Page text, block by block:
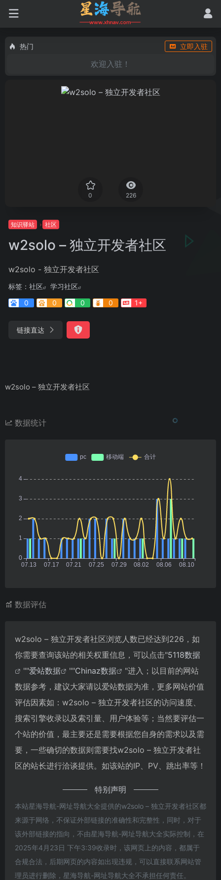
热门 立即入驻
欢迎入驻！
0 226
知识驿站 社区
w2solo – 独立开发者社区
w2solo - 独立开发者社区
标签： 社区
学习社区
0
0 0 0 1+
链接直达
w2solo – 独立开发者社区
数据统计
数据评估
w2solo – 独立开发者社区浏览人数已经达到226，如
你需要查询该站的相关权重信息，可以点击"5118数据
""爱站数据 ""Chinaz数据
"进入；以目前的网站
数据参考，建议大家请以爱站数据为准，更多网站价值
评估因素如：w2solo – 独立开发者社区的访问速度、
搜索引擎收录以及索引量、用户体验等；当然要评估一
个站的价值，最主要还是需要根据您自身的需求以及需
要，一些确切的数据则需要找w2solo – 独立开发者社
区的站长进行洽谈提供。如该站的IP、PV、跳出率等！
特别声明
本站星海导航-网址导航大全提供的w2solo – 独立开发者社区都
来源于网络，不保证外部链接的准确性和完整性，同时，对于
该外部链接的指向，不由星海导航-网址导航大全实际控制，在
2025年4月23日 下午3:39收录时，该网页上的内容，都属于
合规合法，后期网页的内容如出现违规，可以直接联系网站管
理员进行删除，星海导航-网址导航大全不承担任何责任。